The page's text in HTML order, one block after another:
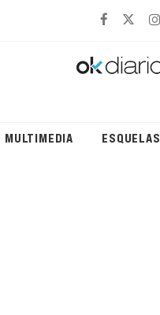
MULTIMEDIA ESQUELAS